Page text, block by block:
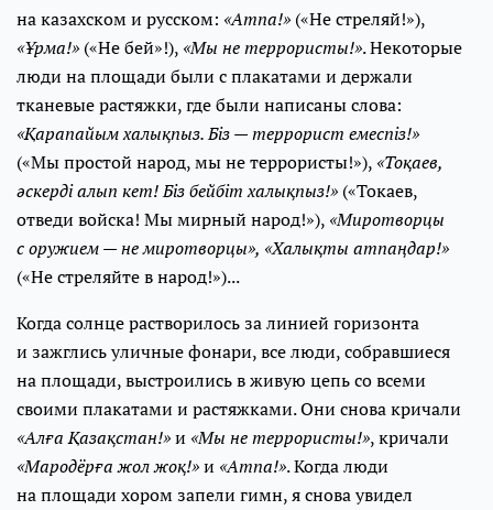
на казахском и русском: «Атпа!» («Не стреляй!»),
«Ұрма!» («Не бей»!), «Мы не террористы!». Некоторые
люди на площади были с плакатами и держали
тканевые растяжки, где были написаны слова:
«Қарапайым халықпыз. Біз — террорист емеспіз!»
(«Мы простой народ, мы не террористы!»), «Тоқаев,
әскерді алып кет! Біз бейбіт халықпыз!» («Токаев,
отведи войска! Мы мирный народ!»), «Миротворцы
с оружием — не миротворцы», «Халықты атпаңдар!»
(«Не стреляйте в народ!»)...
Когда солнце растворилось за линией горизонта
и зажглись уличные фонари, все люди, собравшиеся
на площади, выстроились в живую цепь со всеми
своими плакатами и растяжками. Они снова кричали
«Алға Қазақстан!»и «Мы не террористы!», кричали
«Мародёрға жол жоқ!»и «Атпа!». Когда люди
на площади хором запели гимн, я снова увидел